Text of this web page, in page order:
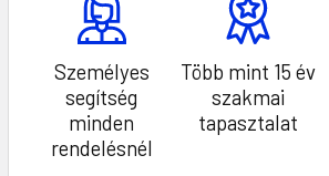
Személyes
segítség
minden
rendelésnél
Több mint 15 év
szakmai
tapasztalat